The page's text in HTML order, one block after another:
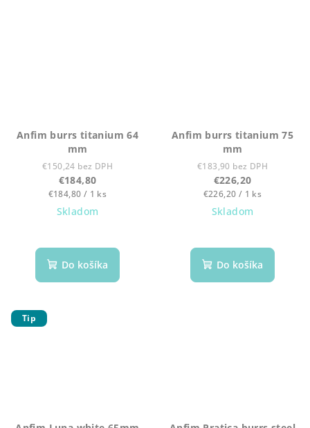
Anfim burrs titanium 64
mm
€150,24 bez DPH
€184,80
Jednotková
cena:
€184,80 / 1 ks
Skladom
Do košíka
Anfim burrs titanium 75
mm
€183,90 bez DPH
€226,20
Jednotková
cena:
€226,20 / 1 ks
Skladom
Do košíka
Tip